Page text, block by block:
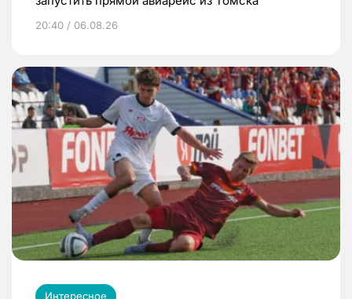
20:40 / 06.08.26
Интересное